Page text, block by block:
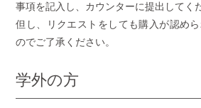
事項を記入し、カウンターに提出してく
但し、リクエストをしても購入が認め
のでご了承ください。
学外の方